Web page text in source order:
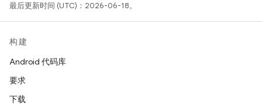
最后更新时间 (UTC)：2026-06-18。
构建
Android 代码库
要求
下载